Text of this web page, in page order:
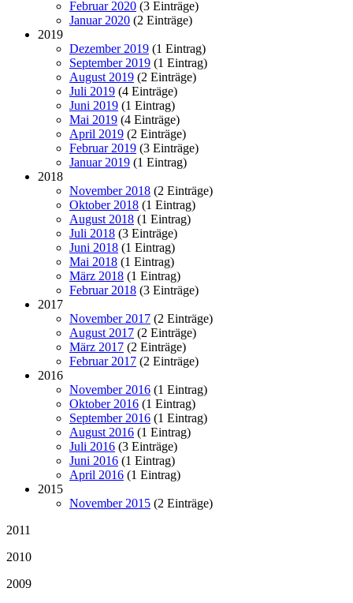
Februar 2020 (3 Einträge)
Januar 2020 (2 Einträge)
2019
Dezember 2019 (1 Eintrag)
September 2019 (1 Eintrag)
August 2019 (2 Einträge)
Juli 2019 (4 Einträge)
Juni 2019 (1 Eintrag)
Mai 2019 (4 Einträge)
April 2019 (2 Einträge)
Februar 2019 (3 Einträge)
Januar 2019 (1 Eintrag)
2018
November 2018 (2 Einträge)
Oktober 2018 (1 Eintrag)
August 2018 (1 Eintrag)
Juli 2018 (3 Einträge)
Juni 2018 (1 Eintrag)
Mai 2018 (1 Eintrag)
März 2018 (1 Eintrag)
Februar 2018 (3 Einträge)
2017
November 2017 (2 Einträge)
August 2017 (2 Einträge)
März 2017 (2 Einträge)
Februar 2017 (2 Einträge)
2016
November 2016 (1 Eintrag)
Oktober 2016 (1 Eintrag)
September 2016 (1 Eintrag)
August 2016 (1 Eintrag)
Juli 2016 (3 Einträge)
Juni 2016 (1 Eintrag)
April 2016 (1 Eintrag)
2015
November 2015 (2 Einträge)
2011
2010
2009